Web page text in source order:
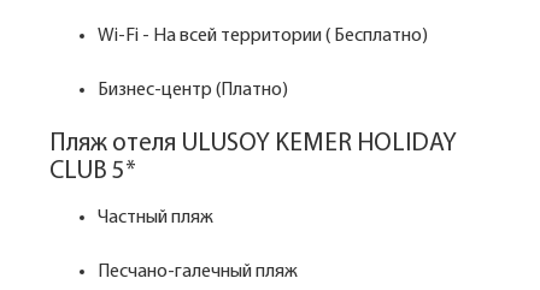
Wi-Fi - На всей территории ( Бесплатно)
Бизнес-центр (Платно)
Пляж отеля ULUSOY KEMER HOLIDAY
CLUB 5*
Частный пляж
Песчано-галечный пляж